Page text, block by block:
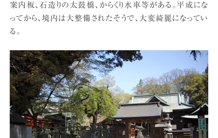
案内板、石造りの太鼓橋、からくり水車等がある。平成にな
ってから、境内は大整備されたそうで、大変綺麗になってい
る。